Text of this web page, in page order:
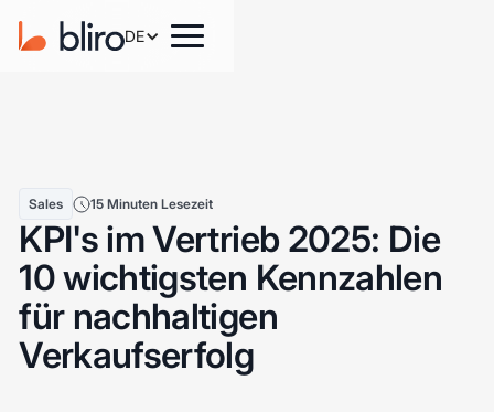
DE
Sales 15 Minuten Lesezeit
KPI's im Vertrieb 2025: Die
10 wichtigsten Kennzahlen
für nachhaltigen
Verkaufserfolg